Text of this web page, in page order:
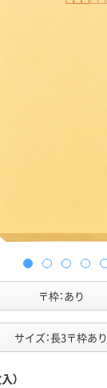
〒枠：あり
サイズ：長3〒枠あり
）